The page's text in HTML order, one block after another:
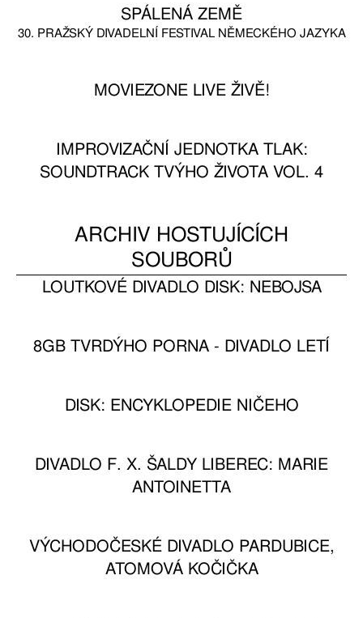
SPÁLENÁ ZEMĚ
30. PRAŽSKÝ DIVADELNÍ FESTIVAL NĚMECKÉHO JAZYKA
MOVIEZONE LIVE ŽIVĚ!
IMPROVIZAČNÍ JEDNOTKA TLAK:
SOUNDTRACK TVÝHO ŽIVOTA VOL. 4
ARCHIV HOSTUJÍCÍCH
SOUBORŮ
LOUTKOVÉ DIVADLO DISK: NEBOJSA
8GB TVRDÝHO PORNA - DIVADLO LETÍ
DISK: ENCYKLOPEDIE NIČEHO
DIVADLO F. X. ŠALDY LIBEREC: MARIE
ANTOINETTA
VÝCHODOČESKÉ DIVADLO PARDUBICE,
ATOMOVÁ KOČIČKA